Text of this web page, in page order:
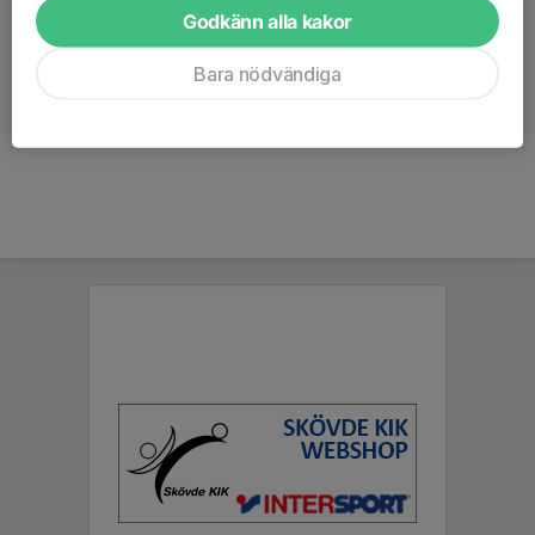
telefon.
Här hittar du mer information från Folksam
Godkänn alla kakor
Bara nödvändiga